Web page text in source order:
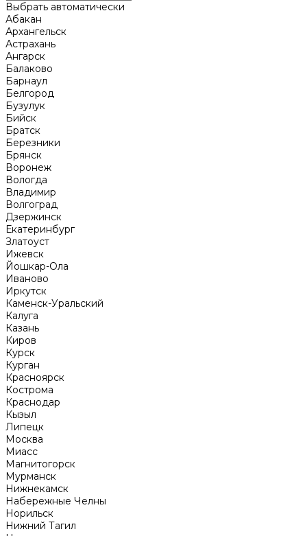
Выбрать автоматически
Абакан
Архангельск
Астрахань
Ангарск
Балаково
Барнаул
Белгород
Бузулук
Бийск
Братск
Березники
Брянск
Воронеж
Вологда
Владимир
Волгоград
Дзержинск
Екатеринбург
Златоуст
Ижевск
Йошкар-Ола
Иваново
Иркутск
Каменск-Уральский
Калуга
Казань
Киров
Курск
Курган
Красноярск
Кострома
Краснодар
Кызыл
Липецк
Москва
Миасс
Магнитогорск
Мурманск
Нижнекамск
Набережные Челны
Норильск
Нижний Тагил